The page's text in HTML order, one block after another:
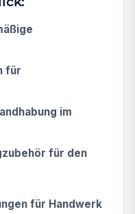
für
im
für den
für Handwerk